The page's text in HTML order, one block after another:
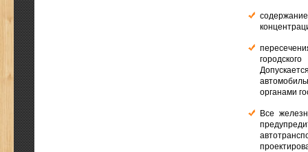
органами
Все